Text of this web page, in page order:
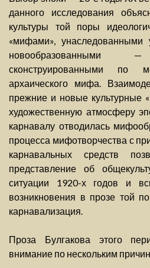
данного исследования
культуры той поры
«мифами»,
новообразованными —
сконструированными по
архаического мифа.
прежние и новые культурные
художественную атмосферу
карнавалу отводилась
процесса мифотворчества с
карнавальных средств
представление об
ситуации 1920-х годов и
возникновения в прозе той
карнавализация.
Проза Булгакова этого
внимание по нескольким